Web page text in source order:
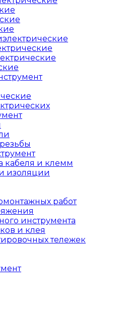
кабеля и клемм
изоляции
работ
инструмента
и клея
тележек